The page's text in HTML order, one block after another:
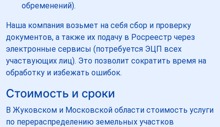
обременений).
Наша компания возьмет на себя сбор и проверку
документов, а также их подачу в Росреестр через
электронные сервисы (потребуется ЭЦП всех
участвующих лиц). Это позволит сократить время на
обработку и избежать ошибок.
Стоимость и сроки
В Жуковском и Московской области стоимость услуги
по перераспределению земельных участков